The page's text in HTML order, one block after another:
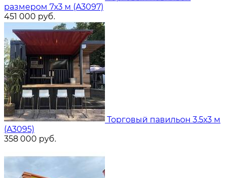
размером 7х3 м (A3097)
451 000 руб.
Торговый павильон 3.5х3 м
(A3095)
358 000 руб.